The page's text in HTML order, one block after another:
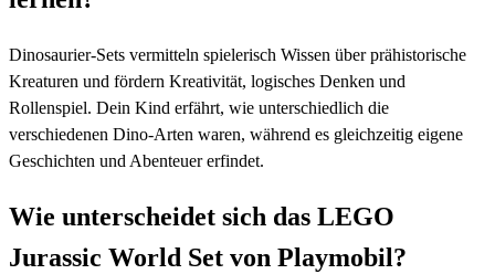
Dinosaurier-Sets vermitteln spielerisch Wissen über prähistorische
Kreaturen und fördern Kreativität, logisches Denken und
Rollenspiel. Dein Kind erfährt, wie unterschiedlich die
verschiedenen Dino-Arten waren, während es gleichzeitig eigene
Geschichten und Abenteuer erfindet.
Wie unterscheidet sich das LEGO
Jurassic World Set von Playmobil?